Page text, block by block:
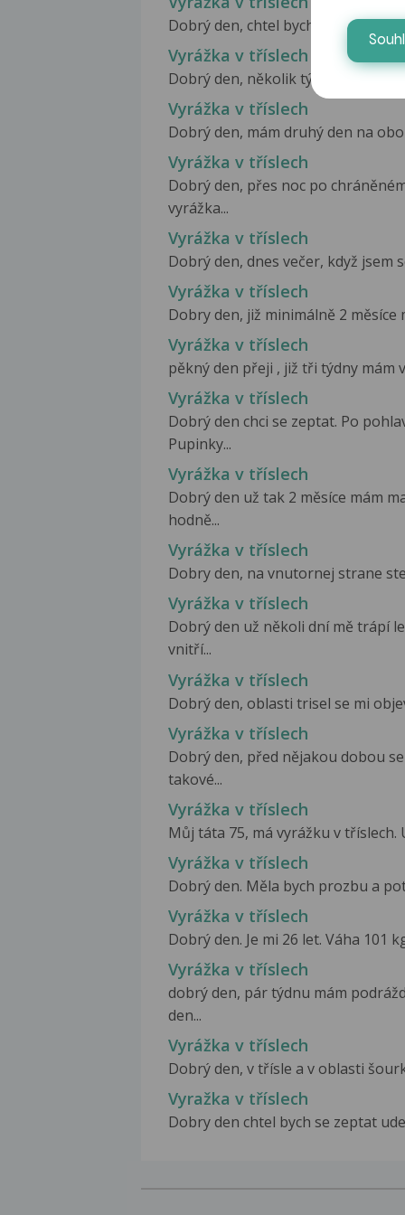
Dobrý den, chtel bych se optat. Uz
Vyrážka v tříslech
Dobrý den, několik týdnů mne
Vyrážka v tříslech
Dobrý den, mám druhý den na
Vyrážka v tříslech
Dobrý den, přes noc po
vyrážka...
Vyrážka v tříslech
Dobrý den, dnes večer, když jsem
Vyrážka v tříslech
Dobry den, již minimálně 2 měsíce
Vyrážka v tříslech
pěkný den přeji , již tři týdny mám
Vyrážka v tříslech
Dobrý den chci se zeptat. Po
Pupinky...
Vyrážka v tříslech
Dobrý den už tak 2 měsíce mám
hodně...
Vyrážka v tříslech
Dobry den, na vnutornej strane
Vyrážka v tříslech
Dobrý den už několi dní mě trápí
vnitří...
Vyrážka v tříslech
Dobrý den, oblasti trisel se mi
Vyrážka v tříslech
Dobrý den, před nějakou dobou
takové...
Vyrážka v tříslech
Můj táta 75, má vyrážku v tříslech.
Vyrážka v tříslech
Dobrý den. Měla bych prozbu a
Vyrážka v tříslech
Dobrý den. Je mi 26 let. Váha 101
Vyrážka v tříslech
dobrý den, pár týdnu mám
den...
Vyrážka v tříslech
Dobrý den, v třísle a v oblasti
Vyražka v tříslech
Dobry den chtel bych se zeptat